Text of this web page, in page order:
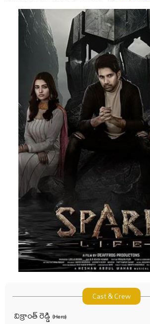
Cast & Crew
విక్రాంత్ రెడ్డి (Hero)